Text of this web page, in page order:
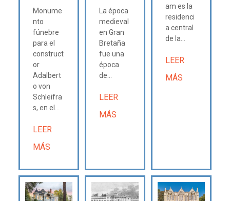
Monume
nto
fúnebre
para el
construct
or
Adalbert
o von
Schleifra
s, en el...
LEER
MÁS
La época
medieval
en Gran
Bretaña
fue una
época
de...
LEER
MÁS
am es la
residenci
a central
de la...
LEER
MÁS